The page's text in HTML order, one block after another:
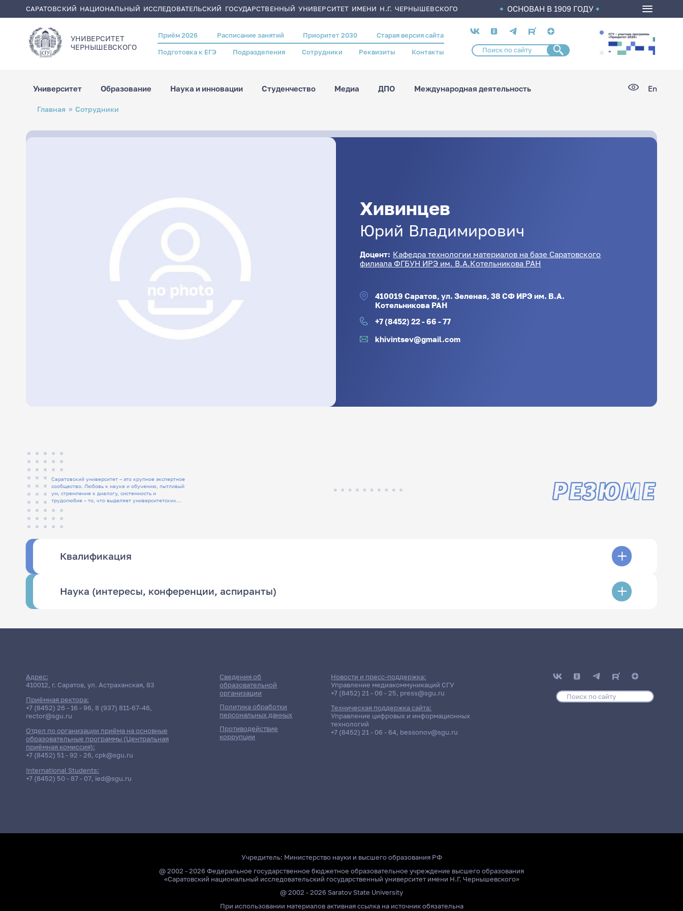
САРАТОВСКИЙ НАЦИОНАЛЬНЫЙ ИССЛЕДОВАТЕЛЬСКИЙ ГОСУДАРСТВЕННЫЙ УНИВЕРСИТЕТ ИМЕНИ Н.Г. ЧЕРНЫШЕВСКОГО ОСНОВАН В 1909 ГОДУ
УНИВЕРСИТЕТ
ЧЕРНЫШЕВСКОГO
Header
menu
Приём 2026 Расписание занятий Приоритет 2030 Старая версия сайта
Подготовка к ЕГЭ Подразделения Сотрудники Реквизиты Контакты
Социальные
сети
Университет Образование Наука и инновации Студенчество Медиа ДПО Международная деятельность En
Строка
навигации
Главная Сотрудники
Хивинцев
Юрий Владимирович
Доцент: Кафедра технологии материалов на базе Саратовского
филиала ФГБУН ИРЭ им. В.А.Котельникова РАН
410019 Саратов, ул. Зеленая, 38 СФ ИРЭ им. В.А.
Котельникова РАН
+7 (8452) 22 - 66 - 77
khivintsev@gmail.com
Саратовский университет – это крупное экспертное
сообщество. Любовь к науке и обучению, пытливый
ум, стремление к диалогу, системность и
трудолюбие – то, что выделяет университетских
РЕЗЮМЕ
Квалификация
Наука (интересы, конференции, аспиранты)
Адрес:
410012, г. Саратов, ул. Астраханская, 83
Приёмная ректора:
+7 (8452) 26 - 16 - 96, 8 (937) 811-67-46,
rector@sgu.ru
Отдел по организации приёма на основные
образовательные программы (Центральная
приёмная комиссия):
+7 (8452) 51 - 92 - 26, cpk@sgu.ru
International Students:
+7 (8452) 50 - 87 - 07, ied@sgu.ru
Сведения об
образовательной
организации
Политика обработки
персональных данных
Противодействие
коррупции
Новости и пресс-поддержка:
Управление медиакоммуникаций СГУ
+7 (8452) 21 - 06 - 25, press@sgu.ru
Техническая поддержка сайта:
Управление цифровых и информационных
технологий
+7 (8452) 21 - 06 - 64, bessonov@sgu.ru
Учредитель: Министерство науки и высшего образования РФ
@ 2002 - 2026 Федеральное государственное бюджетное образовательное учреждение высшего образования
«Саратовский национальный исследовательский государственный университет имени Н.Г. Чернышевского»
@ 2002 - 2026 Saratov State University
При использовании материалов активная ссылка на источник обязательна